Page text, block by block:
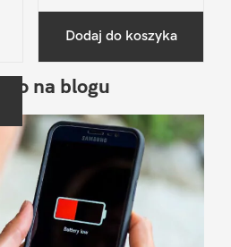
Dodaj do koszyka
na blogu